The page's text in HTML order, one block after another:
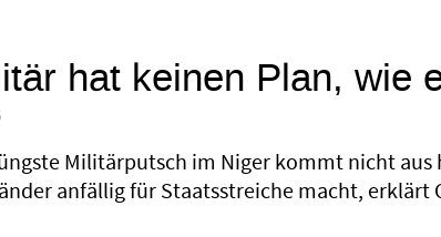
hat keinen Plan, wie
Militärputsch im Niger kommt nicht
anfällig für Staatsstreiche macht, erklärt